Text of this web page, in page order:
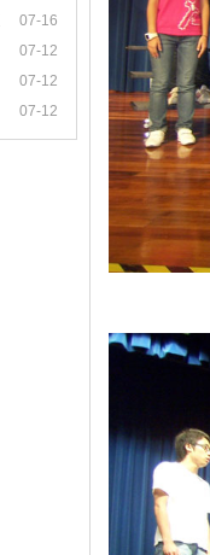
07-16
07-12
07-12
07-12